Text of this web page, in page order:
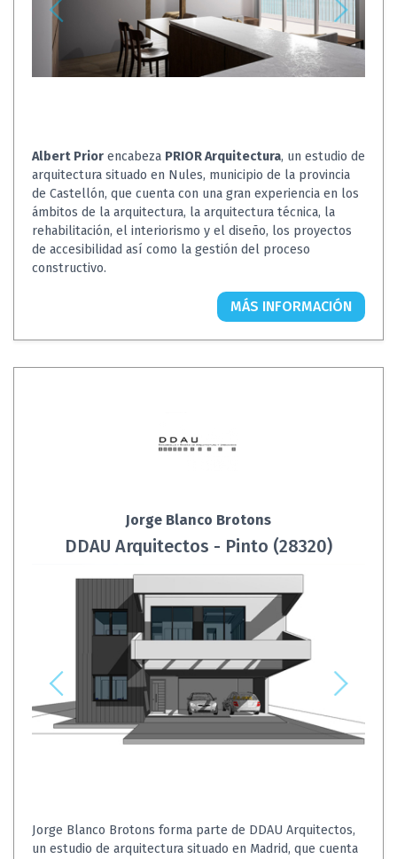
Albert Prior encabeza PRIOR Arquitectura, un estudio de
arquitectura situado en Nules, municipio de la provincia
de Castellón, que cuenta con una gran experiencia en los
ámbitos de la arquitectura, la arquitectura técnica, la
rehabilitación, el interiorismo y el diseño, los proyectos
de accesibilidad así como la gestión del proceso
constructivo.
MÁS INFORMACIÓN
Jorge Blanco Brotons
DDAU Arquitectos - Pinto (28320)
Jorge Blanco Brotons forma parte de DDAU Arquitectos,
un estudio de arquitectura situado en Madrid, que cuenta